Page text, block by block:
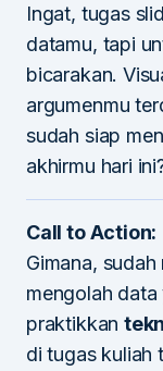
Ingat, tugas
datamu, tapi
bicarakan.
argumenmu
sudah siap
akhirmu hari
Call to Action:
Gimana,
mengolah
praktikkan
di tugas kuliah